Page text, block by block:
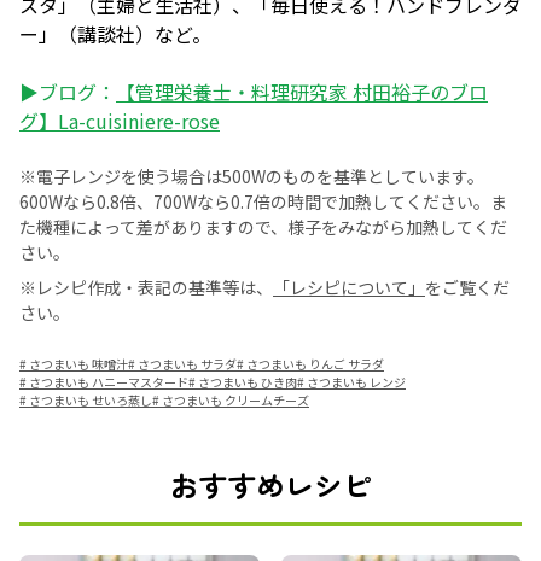
ー」（講談社）など。
▶ブログ：
【管理栄養士・料理研究家 村田裕子のブロ
グ】La-cuisiniere-rose
※電子レンジを使う場合は500Wのものを基準としています。
600Wなら0.8倍、700Wなら0.7倍の時間で加熱してください。ま
た機種によって差がありますので、様子をみながら加熱してくだ
さい。
※レシピ作成・表記の基準等は、
「レシピについて」 をご覧くだ
さい。
# さつまいも 味噌汁# さつまいも サラダ# さつまいも りんご サラダ
# さつまいも ハニーマスタード# さつまいも ひき肉# さつまいも レンジ
# さつまいも せいろ蒸し# さつまいも クリームチーズ
おすすめレシピ